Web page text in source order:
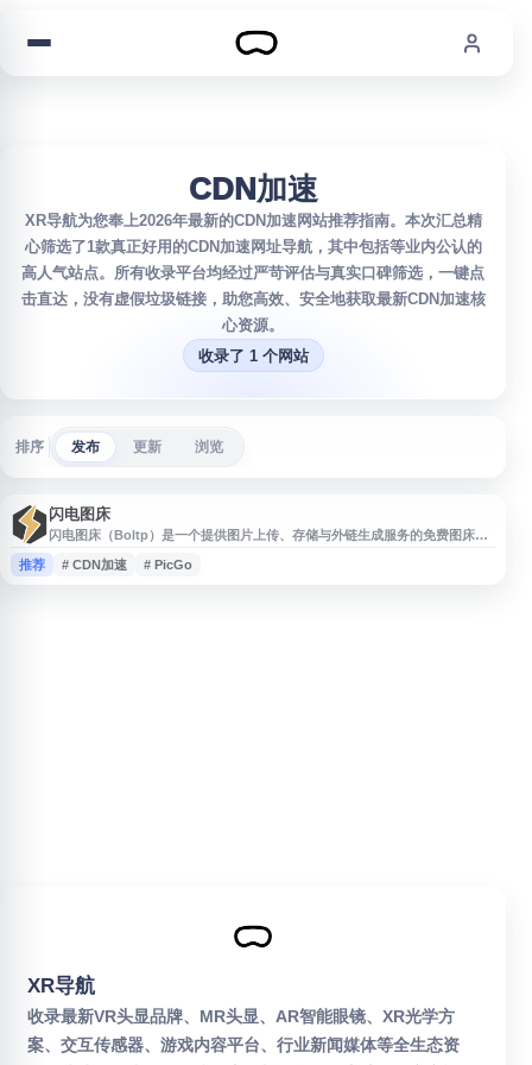
CDN加速
XR导航为您奉上2026年最新的CDN加速网站推荐指南。本次汇总精
心筛选了1款真正好用的CDN加速网址导航，其中包括等业内公认的
高人气站点。所有收录平台均经过严苛评估与真实口碑筛选，一键点
击直达，没有虚假垃圾链接，助您高效、安全地获取最新CDN加速核
心资源。
收录了 1 个网站
排序 发布 更新 浏览
闪电图床
闪电图床（Boltp）是一个提供图片上传、存储与外链生成服务的免费图床平
台，支持原图保存、图片转链接、批量上传及全球 CDN 加速。网站兼容
PicGo、WordPress、Typecho 等常用工具，并提供 API 接口和浏览器扩
推荐 # CDN加速 # PicGo
XR导航
收录最新VR头显品牌、MR头显、AR智能眼镜、XR光学方
案、交互传感器、游戏内容平台、行业新闻媒体等全生态资